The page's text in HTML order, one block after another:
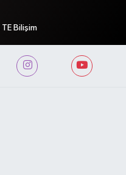
TE Bilişim